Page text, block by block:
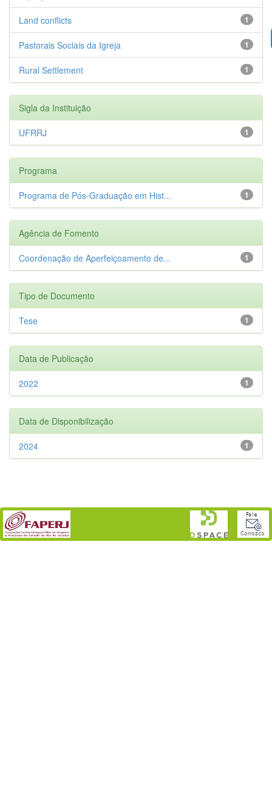
1
Land conflicts
1
Pastorais Sociais da Igreja
1
Rural Settlement
Sigla da Instituição
1
UFRRJ
Programa
1
Programa de Pós-Graduação em Hist...
Agência de Fomento
1
Coordenação de Aperfeiçoamento de...
Tipo de Documento
1
Tese
Data de Publicação
1
2022
Data de Disponibilização
1
2024